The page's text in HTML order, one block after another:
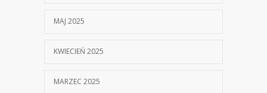
MAJ 2025
KWIECIEŃ 2025
MARZEC 2025